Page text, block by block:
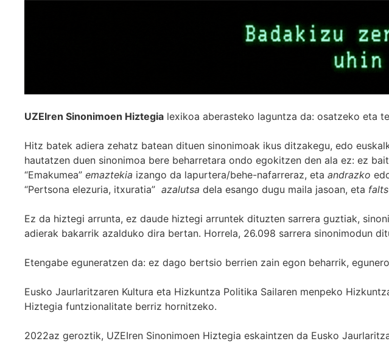
UZEIren Sinonimoen Hiztegia lexikoa aberasteko laguntza da: osatzeko eta
Hitz batek adiera zehatz batean dituen sinonimoak ikus ditzakegu, edo
hautatzen duen sinonimoa bere beharretara ondo egokitzen den ala ez: ez
“Emakumea” emaztekia izango da lapurtera/behe-nafarreraz, eta andrazko
“Pertsona elezuria, itxuratia” azalutsa dela esango dugu maila jasoan, eta
Ez da hiztegi arrunta, ez daude hiztegi arruntek dituzten sarrera guztiak,
adierak bakarrik azalduko dira bertan. Horrela, 26.098 sarrera sinonimodun
Etengabe eguneratzen da: ez dago bertsio berrien zain egon beharrik,
Eusko Jaurlaritzaren Kultura eta Hizkuntza Politika Sailaren menpeko
Hiztegia funtzionalitate berriz hornitzeko.
2022az geroztik, UZEIren Sinonimoen Hiztegia eskaintzen da Eusko